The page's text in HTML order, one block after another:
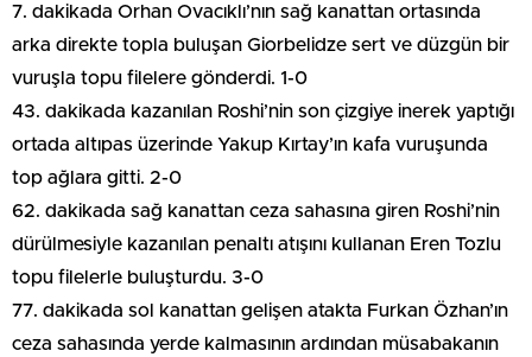
7. dakikada Orhan Ovacıklı’nın sağ kanattan ortasında
arka direkte topla buluşan Giorbelidze sert ve düzgün bir
vuruşla topu filelere gönderdi. 1-0
43. dakikada kazanılan Roshi’nin son çizgiye inerek yaptığı
ortada altıpas üzerinde Yakup Kırtay’ın kafa vuruşunda
top ağlara gitti. 2-0
62. dakikada sağ kanattan ceza sahasına giren Roshi’nin
dürülmesiyle kazanılan penaltı atışını kullanan Eren Tozlu
topu filelerle buluşturdu. 3-0
77. dakikada sol kanattan gelişen atakta Furkan Özhan’ın
ceza sahasında yerde kalmasının ardından müsabakanın